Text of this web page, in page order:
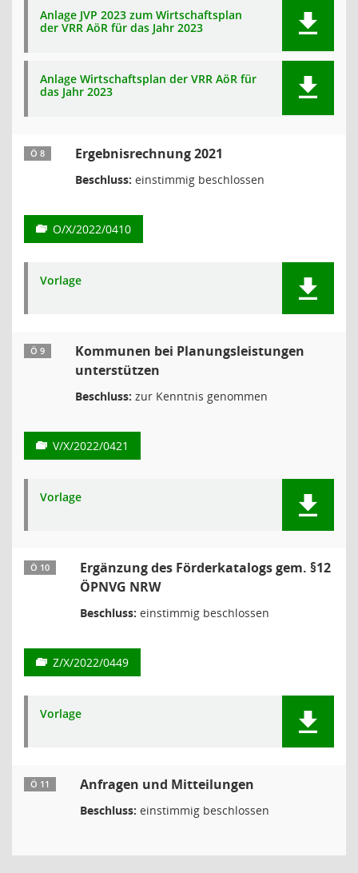
Anlage JVP 2023 zum Wirtschaftsplan
der VRR AöR für das Jahr 2023
Anlage Wirtschaftsplan der VRR AöR für
das Jahr 2023
Ö 8 Ergebnisrechnung 2021
Beschluss: einstimmig beschlossen
O/X/2022/0410
Vorlage
Ö 9
Kommunen bei Planungsleistungen
unterstützen
Beschluss: zur Kenntnis genommen
V/X/2022/0421
Vorlage
Ö 10
Ergänzung des Förderkatalogs gem. §12
ÖPNVG NRW
Beschluss: einstimmig beschlossen
Z/X/2022/0449
Vorlage
Ö 11 Anfragen und Mitteilungen
Beschluss: einstimmig beschlossen